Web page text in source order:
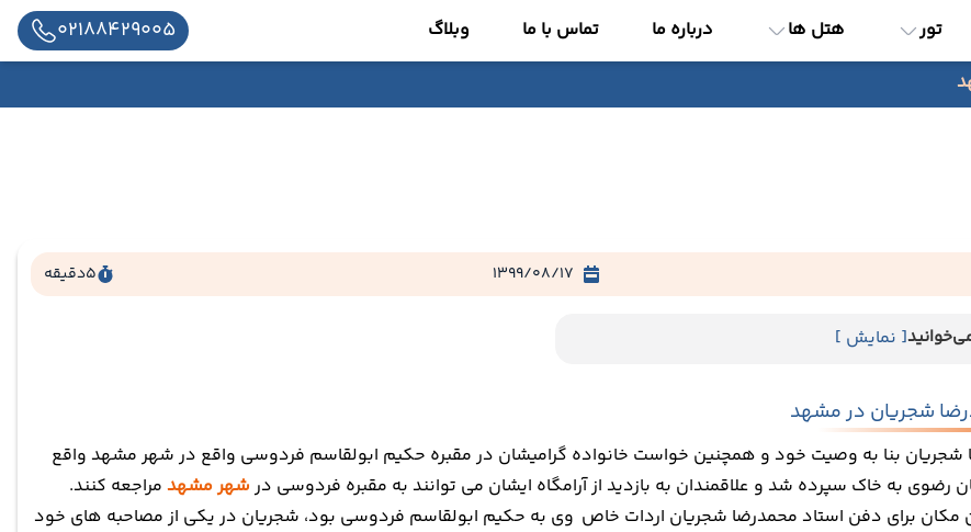
تور هتل ها درباره ما تماس با ما وبلاگ 02188429005
1399/08/17
5دقیقه
[ نمایش ]
شجریان در مشهد
شجریان بنا به وصیت خود و همچنین خواست خانواده گرامیشان در مقبره حکیم ابولقاسم فردوسی واقع در شهر مشهد واقع
رضوی به خاک سپرده شد و علاقمندان به بازدید از آرامگاه ایشان می توانند به مقبره فردوسی درشهر مشهد مراجعه کنند.
مکان برای دفن استاد محمدرضا شجریان اردات خاص وی به حکیم ابولقاسم فردوسی بود، شجریان در یکی از مصاحبه های خود